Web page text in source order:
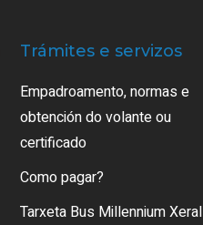
Trámites e servizos
Empadroamento, normas e
obtención do volante ou
certificado
Como pagar?
Tarxeta Bus Millennium Xeral